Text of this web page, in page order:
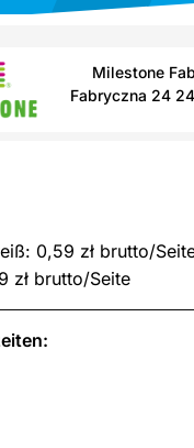
Milestone
Fabryczna 24
0,59 zł brutto/
zł brutto/Seite